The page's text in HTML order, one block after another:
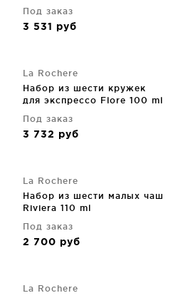
Под заказ
3 531 руб
La Rochere
Набор из шести кружек
для экспрессо Flore 100 ml
Под заказ
3 732 руб
La Rochere
Набор из шести малых чаш
Riviera 110 ml
Под заказ
2 700 руб
La Rochere